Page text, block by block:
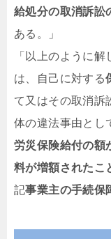
給処分の取消訴訟
ある。」
「以上のように
は、自己に対する
て又はその取消訴
体の違法事由とし
労災保険給付の額
料が増額されたこ
記事業主の手続保